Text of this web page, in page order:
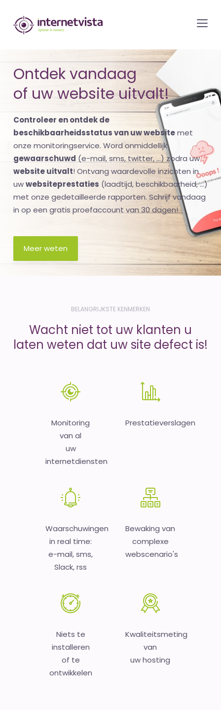
internetvista
monitoring
bewaking
van
websites
internetdiensten
-
Uptime
is
money
Ontdek vandaag
of uw website uitvalt!
Controleer en ontdek de
beschikbaarheidsstatus van uw websitemet
onze monitoringservice. Word onmiddellijk
gewaarschuwd (e-mail, sms, twitter, ...) zodra uw
website uitvalt! Ontvang waardevolle inzichten in
uwwebsiteprestaties (laadtijd, beschikbaarheid, ...)
met onze gedetailleerde rapporten. Schrijf vandaag
in op een gratis proefaccount van 30 dagen!
Meer weten
BELANGRIJKSTE KENMERKEN
Wacht niet tot uw klanten u
laten weten dat uw site defect is!
Monitoring
van al
uw
internetdiensten
Prestatieverslagen
Waarschuwingen
in real time:
e-mail, sms,
Slack, rss
Bewaking van
complexe
webscenario's
Niets te
installeren
of te
ontwikkelen
Kwaliteitsmeting
van
uw hosting